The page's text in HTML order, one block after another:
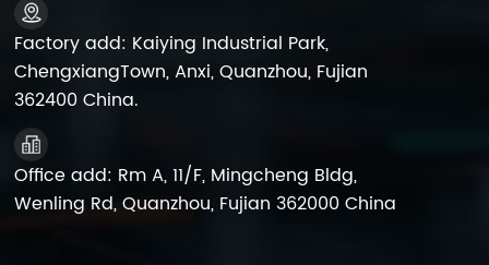
Factory add: Kaiying Industrial Park,
ChengxiangTown, Anxi, Quanzhou, Fujian
362400 China.
Office add: Rm A, 11/F, Mingcheng Bldg,
Wenling Rd, Quanzhou, Fujian 362000 China